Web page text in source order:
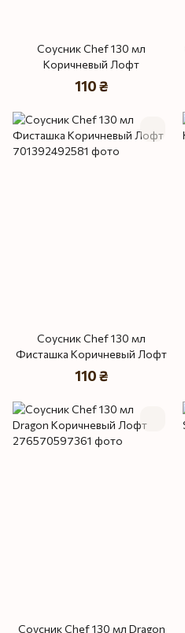
Соусник Chef 130 мл
Коричневый Лофт
110 ₴
Соусник Chef 130 мл
Фисташка Коричневый Лофт
110 ₴
Соусник Chef 130 мл Dragon